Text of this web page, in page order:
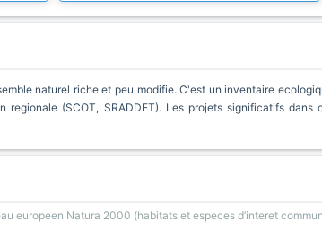
naturel riche et peu modifie. C'est un inventaire
regionale (SCOT, SRADDET). Les projets significatifs
europeen Natura 2000 (habitats et especes d’interet